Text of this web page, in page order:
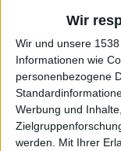
Wir
Wir und unsere
Informationen wie
personenbezogene
Werbung und
werden.
Mit Ihrer
SIEBENBÜRGEN-
aufgehört Musik
auch niemals.
Nach einer
Massacre Records
Grüne, oder
der Vertrag